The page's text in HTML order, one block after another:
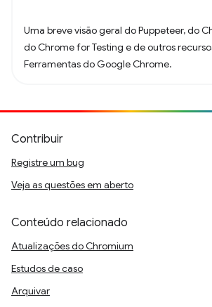
Uma breve visão geral do Puppeteer, do
do Chrome for Testing e de outros
Ferramentas do Google Chrome.
Contribuir
Registre um bug
Veja as questões em aberto
Conteúdo relacionado
Atualizações do Chromium
Estudos de caso
Arquivar